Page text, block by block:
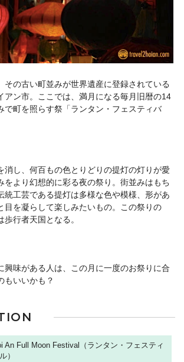
その古い町並みが世界遺産に登録されている
アン市。ここでは、満月になる毎月旧暦の14
で町を照らす祭「ランタン・フェスティバ
消し、何百もの色とりどりの提灯の灯りが愛
をより幻想的に彩る夜の祭り。街並みはもち
統工芸である提灯は多様な色や模様、形があ
目を凝らして楽しみたいもの。この祭りの
行者天国となる。
興味がある人は、この月に一度のお祭りに合
もいいかも？
An Full Moon Festival（ランタン・フェスティ
）